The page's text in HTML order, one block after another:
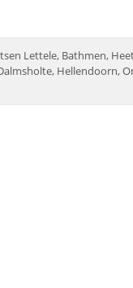
Lettele, Bathmen,
Hellendoorn,